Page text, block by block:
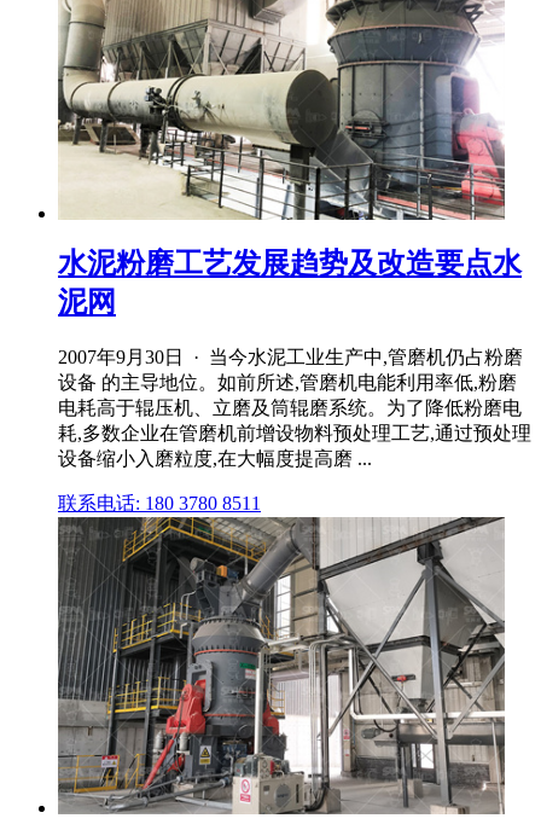
水泥粉磨工艺发展趋势及改造要点水
泥网
2007年9月30日 · 当今水泥工业生产中,管磨机仍占粉磨
设备 的主导地位。如前所述,管磨机电能利用率低,粉磨
电耗高于辊压机、立磨及筒辊磨系统。为了降低粉磨电
耗,多数企业在管磨机前增设物料预处理工艺,通过预处理
设备缩小入磨粒度,在大幅度提高磨 ...
联系电话: 180 3780 8511